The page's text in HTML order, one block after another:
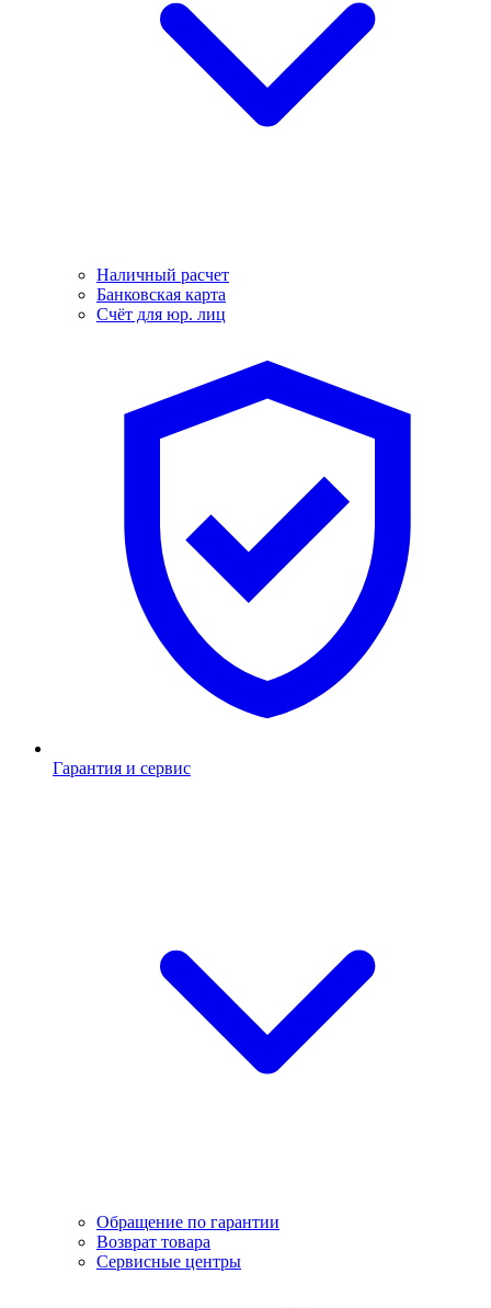
Наличный расчет
Банковская карта
Счёт для юр. лиц
Гарантия и сервис
Обращение по гарантии
Возврат товара
Сервисные центры